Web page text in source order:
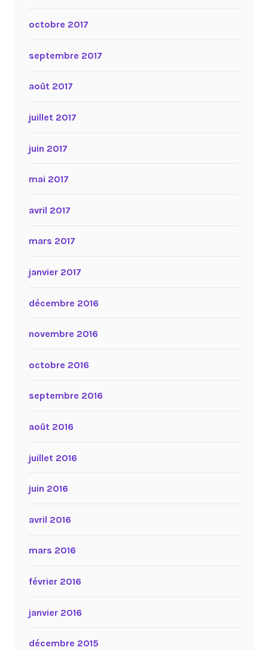
octobre 2017
septembre 2017
août 2017
juillet 2017
juin 2017
mai 2017
avril 2017
mars 2017
janvier 2017
décembre 2016
novembre 2016
octobre 2016
septembre 2016
août 2016
juillet 2016
juin 2016
avril 2016
mars 2016
février 2016
janvier 2016
décembre 2015